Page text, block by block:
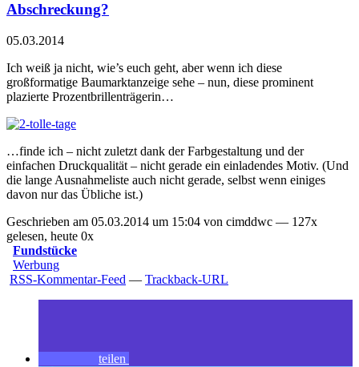
Abschreckung?
05.03.2014
Ich weiß ja nicht, wie’s euch geht, aber wenn ich diese
großformatige Baumarktanzeige sehe – nun, diese prominent
plazierte Prozentbrillenträgerin…
…finde ich – nicht zuletzt dank der Farbgestaltung und der
einfachen Druckqualität – nicht gerade ein einladendes Motiv. (Und
die lange Ausnahmeliste auch nicht gerade, selbst wenn einiges
davon nur das Übliche ist.)
Geschrieben am 05.03.2014 um 15:04 von cimddwc — 127x
gelesen, heute 0x
Fundstücke
Werbung
RSS-Kommentar-Feed — Trackback-URL
teilen